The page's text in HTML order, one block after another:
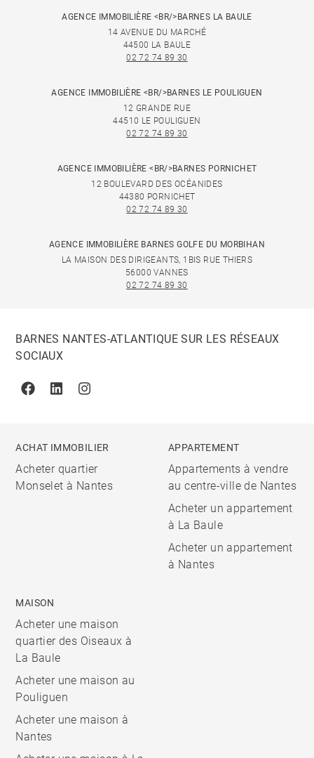
AGENCE IMMOBILIÈRE <BR/>BARNES LA BAULE
14 AVENUE DU MARCHÉ
44500 LA BAULE
02 72 74 89 30
AGENCE IMMOBILIÈRE <BR/>BARNES LE POULIGUEN
12 GRANDE RUE
44510 LE POULIGUEN
02 72 74 89 30
AGENCE IMMOBILIÈRE <BR/>BARNES PORNICHET
12 BOULEVARD DES OCÉANIDES
44380 PORNICHET
02 72 74 89 30
AGENCE IMMOBILIÈRE BARNES GOLFE DU MORBIHAN
LA MAISON DES DIRIGEANTS, 1BIS RUE THIERS
56000 VANNES
02 72 74 89 30
BARNES NANTES-ATLANTIQUE SUR LES RÉSEAUX
SOCIAUX
FacebookLinkedinInstagram
ACHAT IMMOBILIER
Acheter quartier
Monselet à Nantes
APPARTEMENT
Appartements à vendre
au centre-ville de Nantes
Acheter un appartement
à La Baule
Acheter un appartement
à Nantes
MAISON
Acheter une maison
quartier des Oiseaux à
La Baule
Acheter une maison au
Pouliguen
Acheter une maison à
Nantes